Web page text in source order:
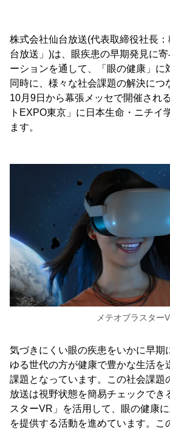
株式会社仙台放送(代表取締役社長
台放送」)は、眼疾患の早期発見に
ーションを通して、「眼の健康」に
同時に、様々な社会課題の解決につ
10月9日から幕張メッセで開催され
トEXPO東京」に日本生命・ニチイ
ます。
メテオブラスター
気づきにくい眼の疾患をいかに早期
ゆる世代の方が健康で豊かな生活を
課題となっています。この社会課題
放送は視野状態を簡易チェックでき
スターVR」を活用して、眼の健康
を提供する活動を進めています。こ